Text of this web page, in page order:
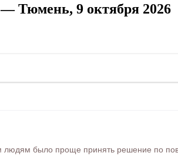
Тюмень, 9 октября 2026
было проще принять решение по